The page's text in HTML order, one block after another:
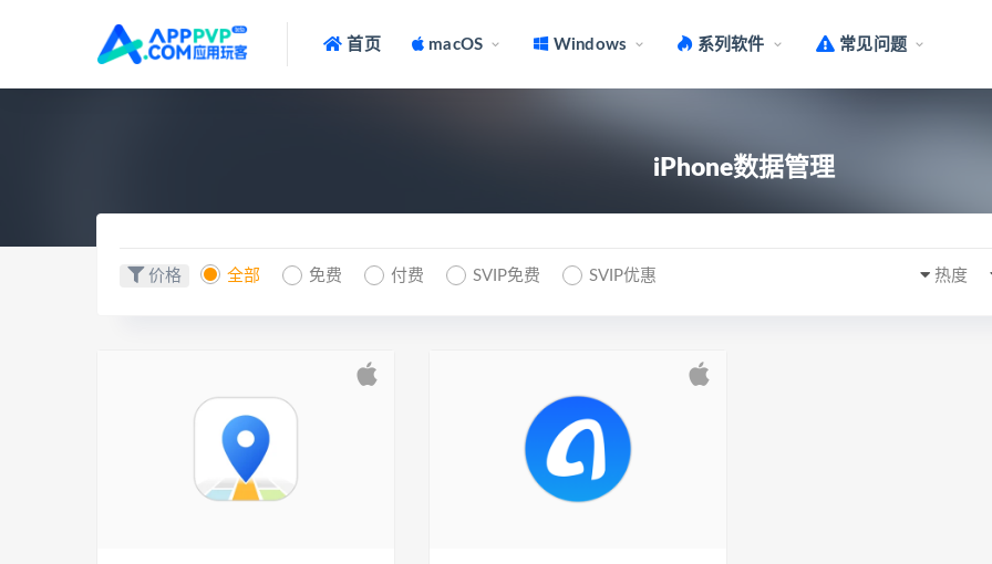
首页 macOS Windows 系列软件 常见问题
iPhone数据管理
价格 全部 免费 付费 SVIP免费 SVIP优惠 热度